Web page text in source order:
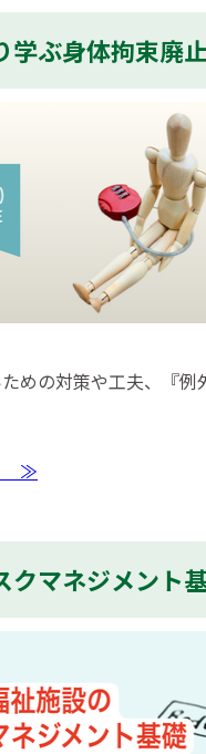
ぶ身体拘束廃
めの対策や工夫、『
≫
クマネジメント